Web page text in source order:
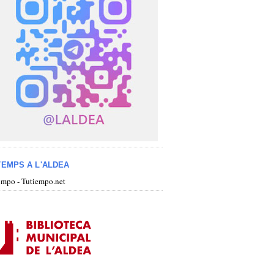
A L'ALDEA
- Tutiempo.net